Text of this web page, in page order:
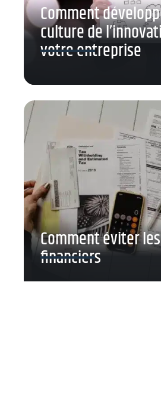
Comment
culture de
votre entreprise
Comment éviter
financiers